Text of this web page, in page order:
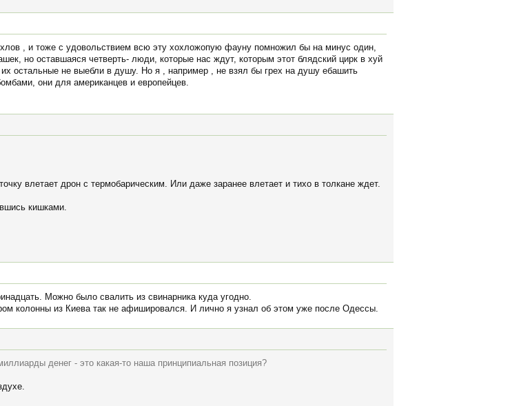
, и тоже с удовольствием всю эту хохложопую фауну помножил бы на минус один,
но оставшаяся четверть- люди, которые нас ждут, которым этот блядский цирк в хуй
остальные не выебли в душу. Но я , например , не взял бы грех на душу ебашить
они для американцев и европейцев.
влетает дрон с термобарическим. Или даже заранее влетает и тихо в толкане ждет.
кишками.
Можно было свалить из свинарника куда угодно.
колонны из Киева так не афишировался. И лично я узнал об этом уже после Одессы.
денег - это какая-то наша принципиальная позиция?